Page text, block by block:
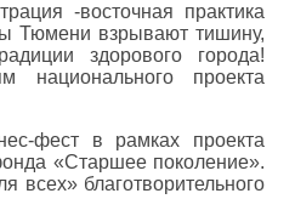
-восточная практика
Тюмени взрывают тишину,
здорового города!
национального проекта
фест в рамках проекта
«Старшее поколение».
всех» благотворительного